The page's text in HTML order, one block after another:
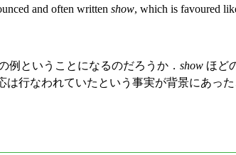
and often written show, which is favoured
例ということになるのだろうか． show ほど
は行なわれていたという事実が背景にあっ